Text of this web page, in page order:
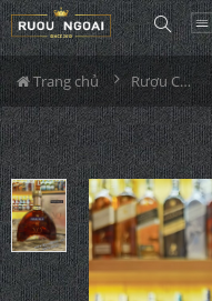
Trang chủ Rượu Cognac